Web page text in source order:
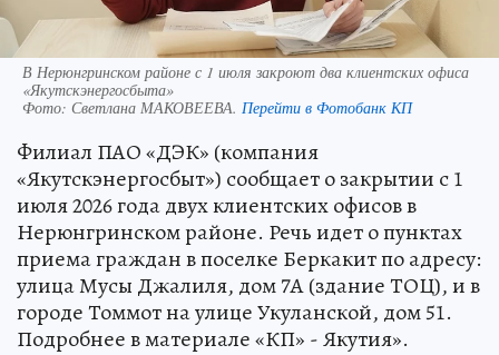
В Нерюнгринском районе с 1 июля закроют два клиентских офиса
«Якутскэнергосбыта»
Фото: Светлана МАКОВЕЕВА. Перейти в Фотобанк КП
Филиал ПАО «ДЭК» (компания
«Якутскэнергосбыт») сообщает о закрытии с 1
июля 2026 года двух клиентских офисов в
Нерюнгринском районе. Речь идет о пунктах
приема граждан в поселке Беркакит по адресу:
улица Мусы Джалиля, дом 7А (здание ТОЦ), и в
городе Томмот на улице Укуланской, дом 51.
Подробнее в материале «КП» - Якутия».